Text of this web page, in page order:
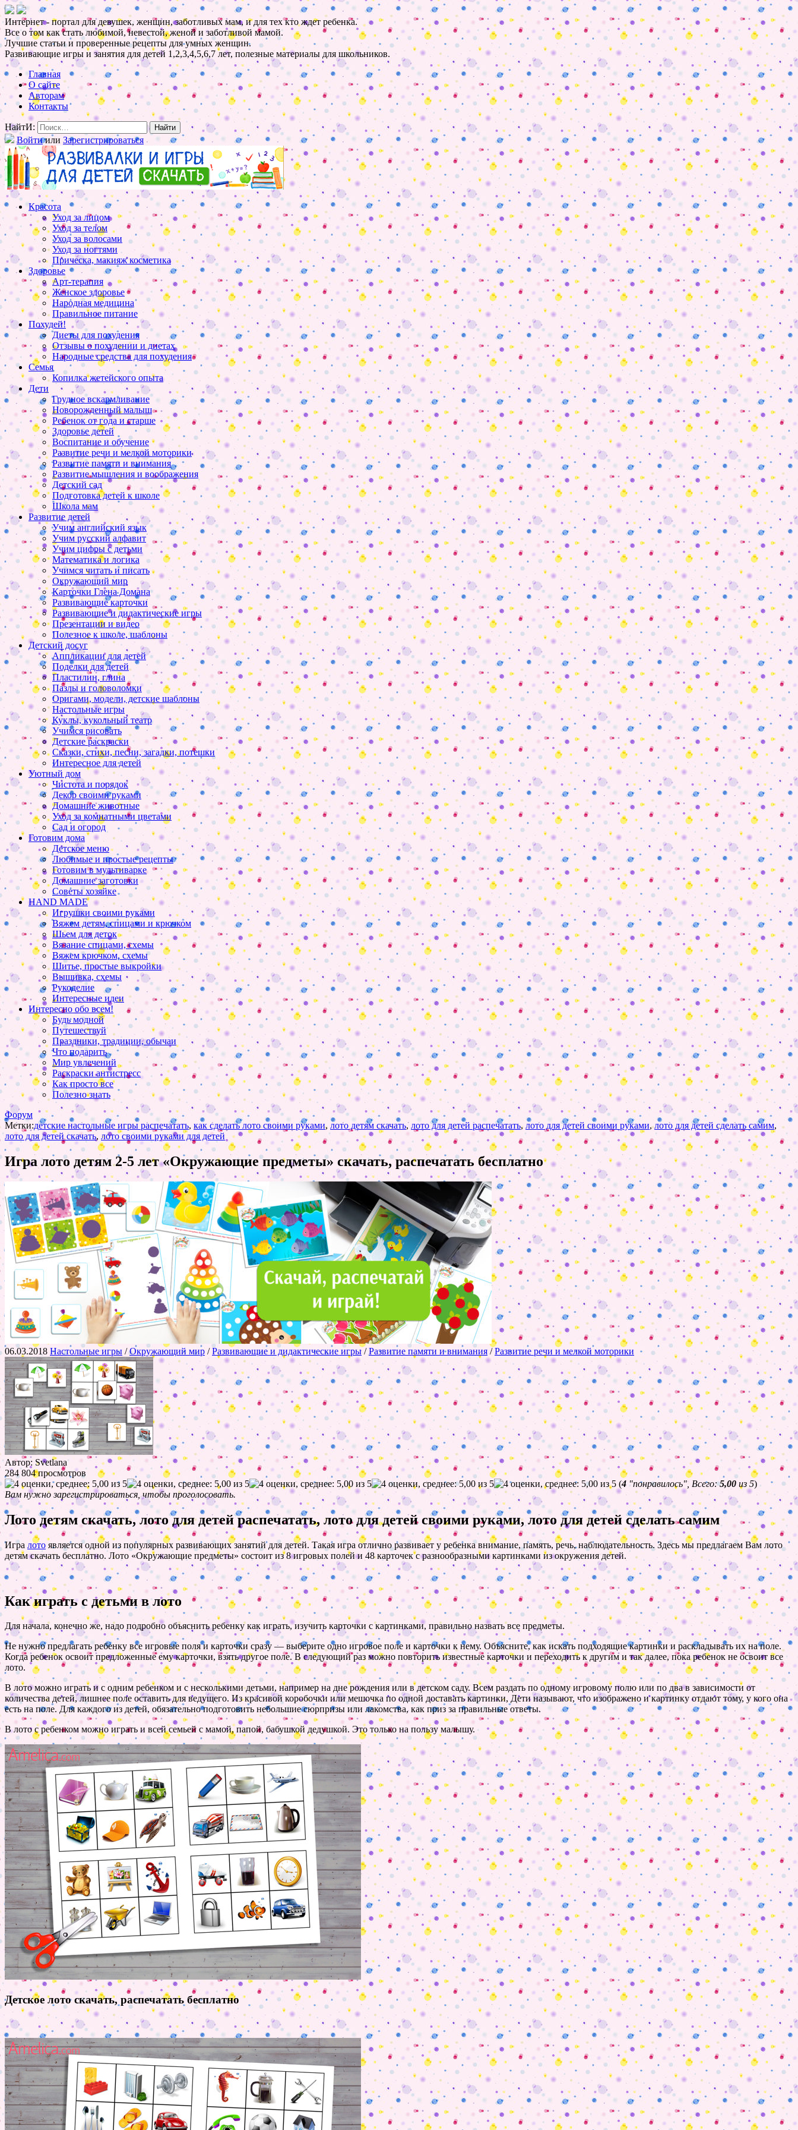
Интернет - портал для девушек, женщин, заботливых мам, и для тех кто ждет ребенка.
Все о том как стать любимой, невестой, женой и заботливой мамой.
Лучшие статьи и проверенные рецепты для умных женщин.
Развивающие игры и занятия для детей 1,2,3,4,5,6,7 лет, полезные материалы для школьников.
Главная
О сайте
Авторам
Контакты
НайтИ:
Войтиили Зарегистрироваться
Красота
Уход за лицом
Уход за телом
Уход за волосами
Уход за ногтями
Прическа, макияж косметика
Здоровье
Арт-терапия
Женское здоровье
Народная медицина
Правильное питание
Похудей!
Диеты для похудения
Отзывы о похудении и диетах
Народные средства для похудения
Семья
Копилка жетейского опыта
Дети
Грудное вскармливание
Новорожденный малыш
Ребенок от года и старше
Здоровье детей
Воспитание и обучение
Развитие речи и мелкой моторики
Развитие памяти и внимания
Развитие мышления и воображения
Детский сад
Подготовка детей к школе
Школа мам
Развитие детей
Учим английский язык
Учим русский алфавит
Учим цифры с детьми
Математика и логика
Учимся читать и писать
Окружающий мир
Карточки Глена Домана
Развивающие карточки
Развивающие и дидактические игры
Презентации и видео
Полезное к школе, шаблоны
Детский досуг
Аппликации для детей
Поделки для детей
Пластилин, глина
Пазлы и головоломки
Оригами, модели, детские шаблоны
Настольные игры
Куклы, кукольный театр
Учимся рисовать
Детские раскраски
Сказки, стихи, песни, загадки, потешки
Интересное для детей
Уютный дом
Чистота и порядок
Декор своими руками
Домашние животные
Уход за комнатными цветами
Сад и огород
Готовим дома
Детское меню
Любимые и простые рецепты
Готовим в мультиварке
Домашние заготовки
Советы хозяйке
HAND MADE
Игрушки своими руками
Вяжем детям, спицами и крючком
Шьем для деток
Вязание спицами, схемы
Вяжем крючком, схемы
Шитье, простые выкройки
Вышивка, схемы
Рукоделие
Интересные идеи
Интересно обо всем!
Будь модной
Путешествуй
Праздники, традиции, обычаи
Что подарить
Мир увлечений
Раскраски антистресс
Как просто все
Полезно знать
Форум
Метки:детские настольные игры распечатать, как сделать лото своими руками, лото детям скачать,лото для детей распечатать, лото для детей своими руками,лото для детей сделать самим,
лото для детей скачать, лото своими руками для детей
Игра лото детям 2-5 лет «Окружающие предметы» скачать, распечатать бесплатно
06.03.2018 Настольные игры /Окружающий мир /Развивающие и дидактические игры/Развитие памяти и внимания /Развитие речи и мелкой моторики
Автор: Svetlana
284 804 просмотров
(4 "понравилось", Всего:5,00из 5)
Вам нужно зарегистрироваться, чтобы проголосовать.
Лото детям скачать, лото для детей распечатать, лото для детей своими руками, лото для детей сделать самим
Игра лото является одной из популярных развивающих занятий для детей. Такая игра отлично развивает у ребенка внимание, память, речь, наблюдательность. Здесь мы предлагаем Вам лото
детям скачать бесплатно. Лото «Окружающие предметы» состоит из 8 игровых полей и 48 карточек с разнообразными картинками из окружения детей.
Как играть с детьми в лото
Для начала, конечно же, надо подробно объяснить ребенку как играть, изучить карточки с картинками, правильно назвать все предметы.
Не нужно предлагать ребенку все игровые поля и карточки сразу — выберите одно игровое поле и карточки к нему. Объясните, как искать подходящие картинки и раскладывать их на поле.
Когда ребенок освоит предложенные ему карточки, взять другое поле. В следующий раз можно повторить известные карточки и переходить к другим и так далее, пока ребенок не освоит все
лото.
В лото можно играть и с одним ребенком и с несколькими детьми, например на дне рождения или в детском саду. Всем раздать по одному игровому полю или по два в зависимости от
количества детей, лишнее поле оставить для ведущего. Из красивой коробочки или мешочка по одной доставать картинки, Дети называют, что изображено и картинку отдают тому, у кого она
есть на поле. Для каждого из детей, обязательно подготовить небольшие сюрпризы или лакомства, как приз за правильные ответы.
В лото с ребенком можно играть и всей семьей с мамой, папой, бабушкой дедушкой. Это только на пользу малышу.
Детское лото скачать, распечатать бесплатно